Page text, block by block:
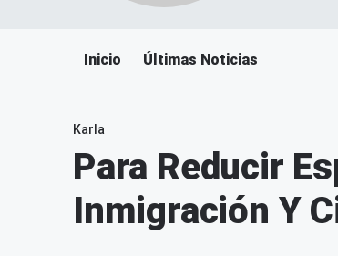
Inicio Últimas Noticias
Karla
Para Reducir
Inmigración Y